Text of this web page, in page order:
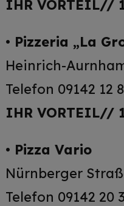
IHR VORTEIL//
• Pizzeria „La
Heinrich-
Telefon 09142 12
IHR VORTEIL//
• Pizza Vario
Nürnberger
Telefon 09142 20